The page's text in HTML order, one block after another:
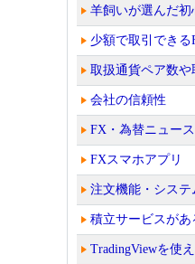
羊飼いが選んだ
少額で取引できる
取扱通貨ペア数
会社の信頼性
FX・為替ニュース
FXスマホアプリ
注文機能・システ
積立サービスがあ
TradingViewを使